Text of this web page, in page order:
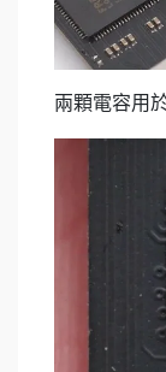
兩顆電容用